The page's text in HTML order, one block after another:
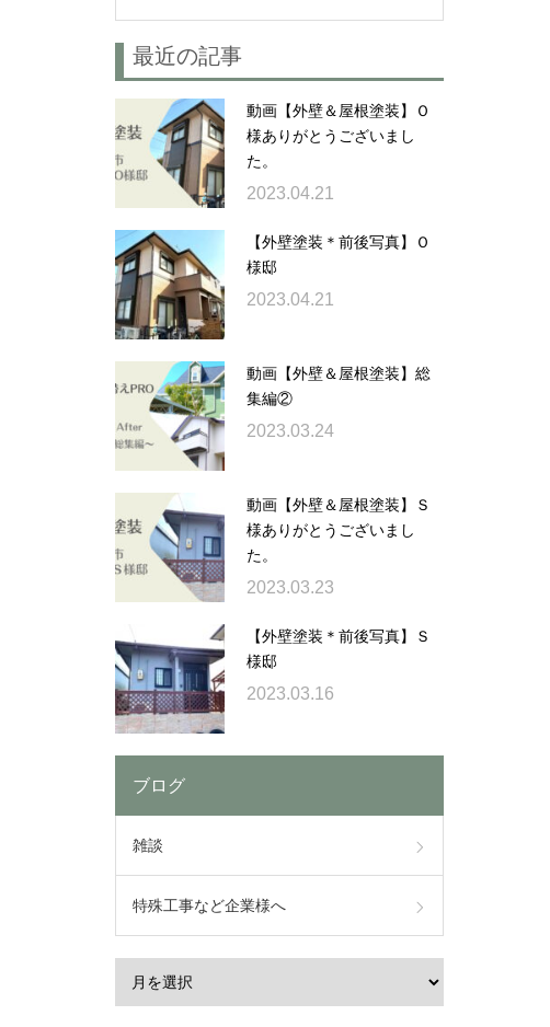
最近の記事
動画【外壁＆屋根塗装】Ｏ
様ありがとうございまし
た。
2023.04.21
【外壁塗装＊前後写真】Ｏ
様邸
2023.04.21
動画【外壁＆屋根塗装】総
集編②
2023.03.24
動画【外壁＆屋根塗装】Ｓ
様ありがとうございまし
た。
2023.03.23
【外壁塗装＊前後写真】Ｓ
様邸
2023.03.16
ブログ
雑談
特殊工事など企業様へ